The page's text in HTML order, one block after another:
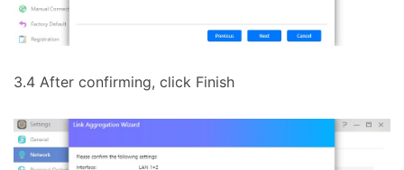
3.4 After confirming, click Finish